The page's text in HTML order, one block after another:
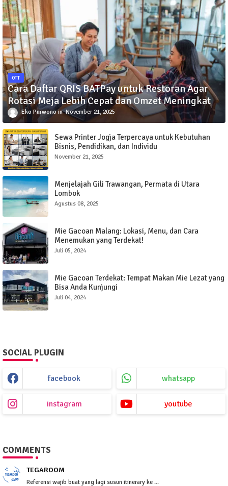
OTT
Cara Daftar QRIS BATPay untuk Restoran Agar
Rotasi Meja Lebih Cepat dan Omzet Meningkat
Eko Purwono November 21, 2025
Sewa Printer Jogja Terpercaya untuk Kebutuhan
Bisnis, Pendidikan, dan Individu
November 21, 2025
Menjelajah Gili Trawangan, Permata di Utara
Lombok
Agustus 08, 2025
Mie Gacoan Malang: Lokasi, Menu, dan Cara
Menemukan yang Terdekat!
Juli 05, 2024
Mie Gacoan Terdekat: Tempat Makan Mie Lezat yang
Bisa Anda Kunjungi
Juli 04, 2024
SOCIAL PLUGIN
facebook whatsapp
instagram youtube
COMMENTS
TEGAROOM
Referensi wajib buat yang lagi susun itinerary ke ...